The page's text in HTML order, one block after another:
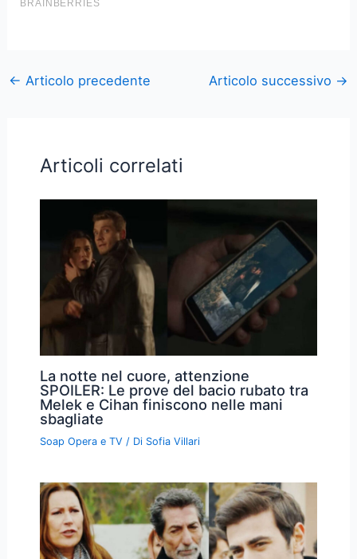
← Articolo precedente Articolo successivo →
Articoli correlati
La notte nel cuore, attenzione
SPOILER: Le prove del bacio rubato tra
Melek e Cihan finiscono nelle mani
sbagliate
Soap Opera e TV / Di Sofia Villari